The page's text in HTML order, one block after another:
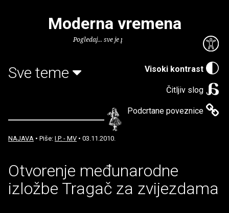
Visoki kontrast
Čitljiv slog
Podcrtane poveznice
Moderna vremena
Pogledaj... sve je puno knjiga.
Sve teme
NAJAVA • Piše: I.P. - MV • 03.11.2010.
Otvorenje međunarodne
izložbe Tragač za zvijezdama